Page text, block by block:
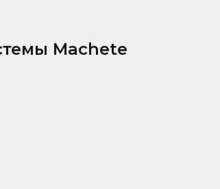
Machete